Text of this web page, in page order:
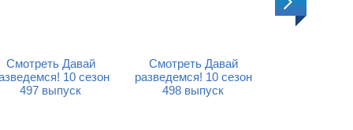
Смотреть Давай
10 сезон
497 выпуск
Смотреть Давай
разведемся! 10 сезон
498 выпуск